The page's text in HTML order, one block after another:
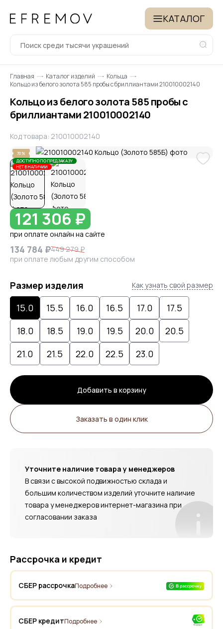
КАТАЛОГ
Главная Каталог изделий
Кольца
Кольцо из белого золота 585 пробы с бриллиантами 210010002140
Кольцо из белого золота 585 пробы с
бриллиантами 210010002140
Код товара: 210010002140
70%
ДОСТУПНО ПО ПРЕДЗАКАЗУ
НЕТ В НАЛИЧИИ
121 306 ₽
при оплате онлайн на сайте
134 784 ₽449 279 ₽
при оплате любым другим способом
Размер изделия Как узнать свой размер
15.0 15.5 16.0 16.5 17.0
17.5
18.0
18.5 19.0 19.5 20.0
20.5
21.0
21.5 22.0 22.5 23.0
Добавить в корзину
Заказать в один клик
Уточните наличие товара у менеджеров
В связи с высокой подвижностью склада и
большим количеством изделий уточните наличие
товара у менеджеров интернет-магазина при
согласовании заказа
Рассрочка и кредит
СБЕР рассрочкаПодробнее
СБЕР кредитПодробнее